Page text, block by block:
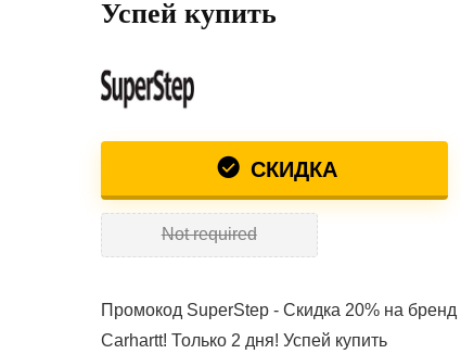
Успей купить
СКИДКА
Not required
Промокод SuperStep - Скидка 20% на бренд
Carhartt! Только 2 дня! Успей купить